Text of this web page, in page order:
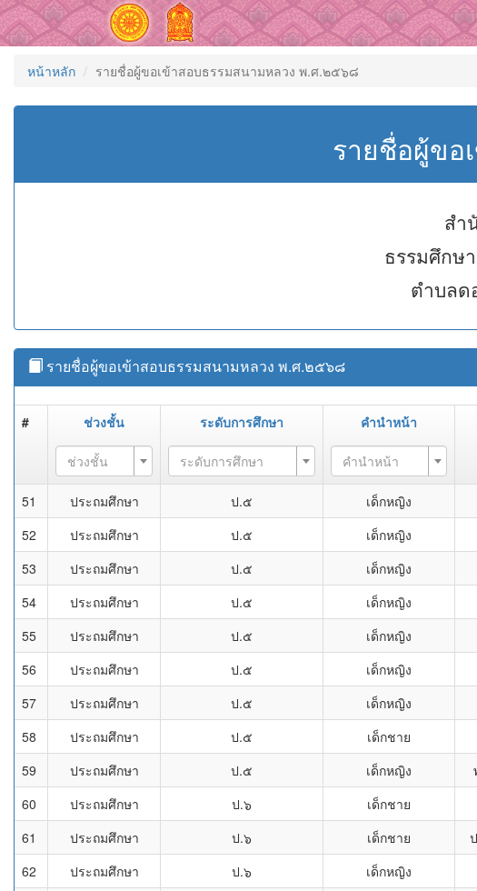
หน้าหลัก รายชื่อผู้ขอเข้าสอบธรรมสนามหลวง พ.ศ.๒๕๖๘
รายชื่อผู้ขอ
สำ
ธรรมศึกษ
ตำบลด
รายชื่อผู้ขอเข้าสอบธรรมสนามหลวง พ.ศ.๒๕๖๘
# ช่วงชั้น ระดับการศึกษา คำนำหน้า
ช่วงชั้น ระดับการศึกษา คำนำหน้า
51 ประถมศึกษา ป.๕ เด็กหญิง
52
ประถมศึกษา ป.๕ เด็กหญิง
53
ประถมศึกษา ป.๕ เด็กหญิง
54
ประถมศึกษา ป.๕ เด็กหญิง
55
ประถมศึกษา ป.๕ เด็กหญิง
56
ประถมศึกษา ป.๕ เด็กหญิง
57
ประถมศึกษา ป.๕ เด็กหญิง
58
ประถมศึกษา ป.๕ เด็กชาย
59
ประถมศึกษา ป.๕ เด็กหญิง
60
ประถมศึกษา ป.๖ เด็กชาย
61
ประถมศึกษา ป.๖ เด็กชาย
62
ประถมศึกษา ป.๖ เด็กหญิง